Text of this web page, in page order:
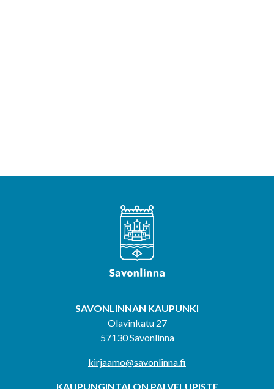
SAVONLINNAN KAUPUNKI
Olavinkatu 27
57130 Savonlinna
kirjaamo@savonlinna.fi
KAUPUNGINTALON PALVELUPISTE